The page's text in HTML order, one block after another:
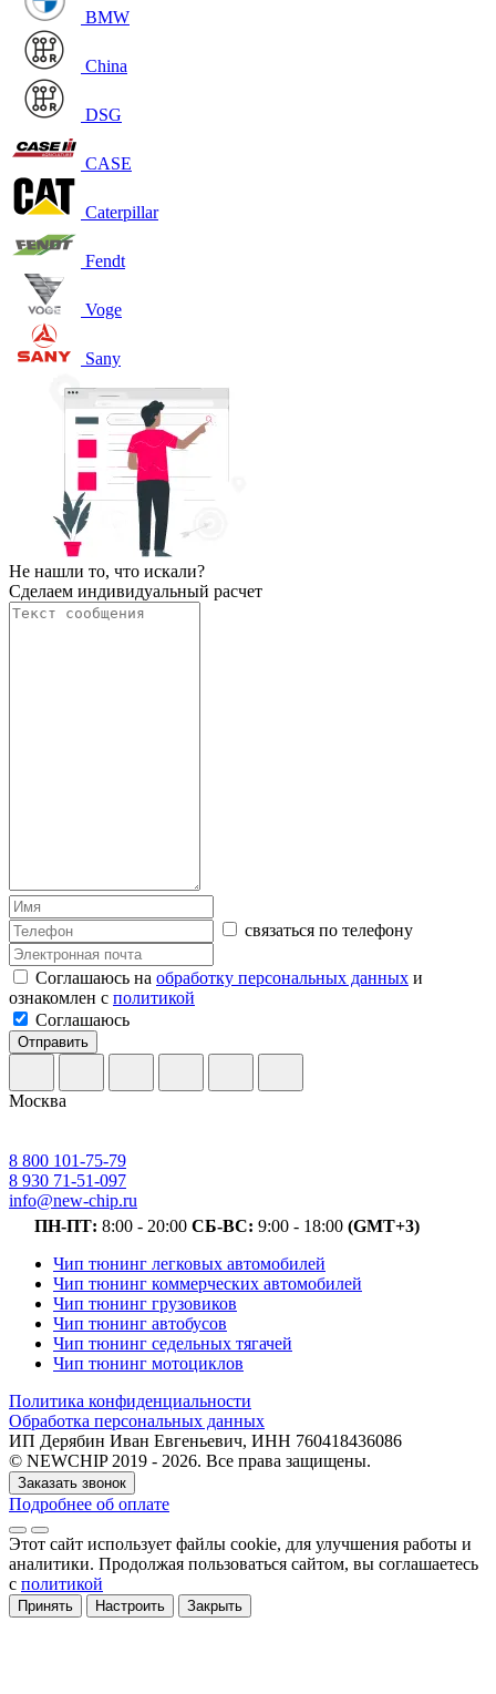
BMW
China
DSG
CASE
Caterpillar
Fendt
Voge
Sany
Не нашли то, что искали?
Сделаем индивидуальный расчет
связаться по телефону
Соглашаюсь на обработку персональных данных и
ознакомлен с политикой
Соглашаюсь
Отправить
Москва
8 800 101-75-79
8 930 71-51-097
info@new-chip.ru
ПН-ПТ: 8:00 - 20:00 СБ-ВС: 9:00 - 18:00 (GMT+3)
Чип тюнинг легковых автомобилей
Чип тюнинг коммерческих автомобилей
Чип тюнинг грузовиков
Чип тюнинг автобусов
Чип тюнинг седельных тягачей
Чип тюнинг мотоциклов
Политика конфиденциальности
Обработка персональных данных
ИП Дерябин Иван Евгеньевич, ИНН 760418436086
© NEWCHIP 2019 - 2026. Все права защищены.
Заказать звонок
Подробнее об оплате
Этот сайт использует файлы cookie, для улучшения работы и
аналитики. Продолжая пользоваться сайтом, вы соглашаетесь
с политикой
Принять Настроить Закрыть